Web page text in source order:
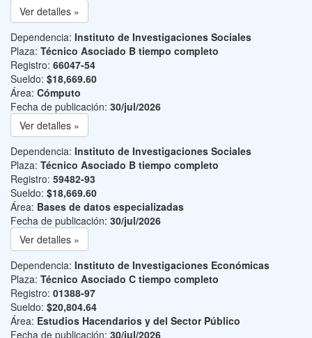
Ver detalles »
Dependencia: Instituto de Investigaciones Sociales
Plaza: Técnico Asociado B tiempo completo
Registro: 66047-54
Sueldo: $18,669.60
Área: Cómputo
Fecha de publicación: 30/jul/2026
Ver detalles »
Dependencia: Instituto de Investigaciones Sociales
Plaza: Técnico Asociado B tiempo completo
Registro: 59482-93
Sueldo: $18,669.60
Área: Bases de datos especializadas
Fecha de publicación: 30/jul/2026
Ver detalles »
Dependencia: Instituto de Investigaciones Económicas
Plaza: Técnico Asociado C tiempo completo
Registro: 01388-97
Sueldo: $20,804.64
Área: Estudios Hacendarios y del Sector Público
Fecha de publicación: 30/jul/2026